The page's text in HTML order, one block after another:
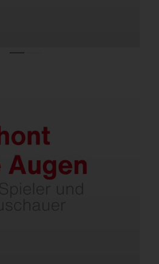
Lichtlenkung ohne
Blendung.
des Lichtkopfes.